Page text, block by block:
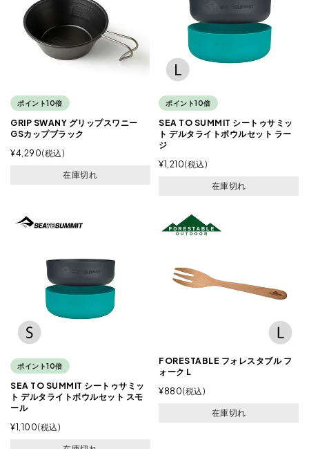
ポイント10倍
GRIP SWANY グリップスワニー
GSカップブラック
¥4,290 税込
在庫切れ
ポイント10倍
SEA TO SUMMIT シートゥサミッ
ト デルタライトボウルセット ラー
ジ
¥1,210 税込
在庫切れ
ポイント10倍
SEA TO SUMMIT シートゥサミッ
ト デルタライトボウルセット スモ
ール
¥1,100 税込
FORESTABLE フォレスタブル フ
ォーク L
¥880 税込
在庫切れ